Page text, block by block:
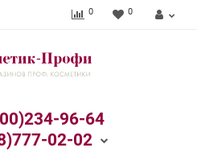
0 0
96-64
02-02